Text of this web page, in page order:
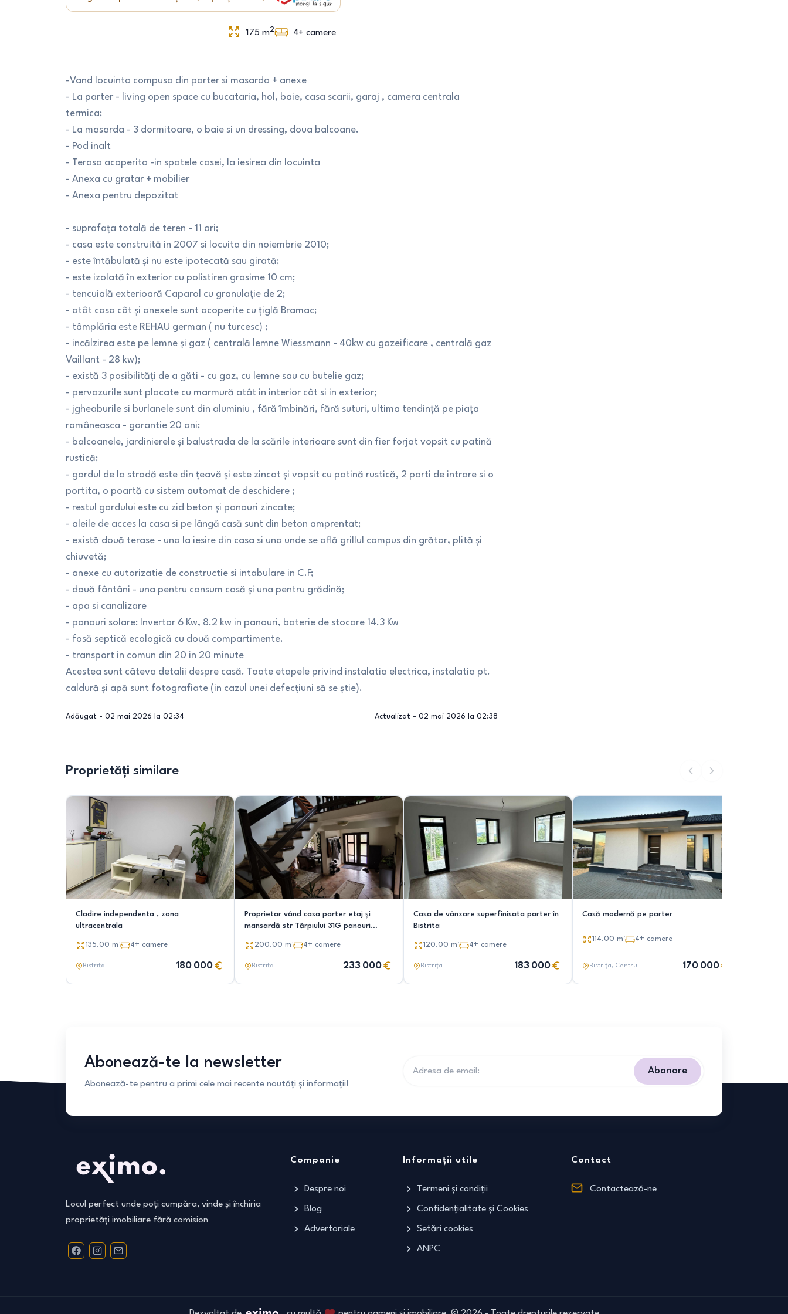
175 m2 4+ camere
-Vand locuinta compusa din parter si masarda + anexe
- La parter - living open space cu bucataria, hol, baie, casa scarii, garaj , camera centrala
termica;
- La masarda - 3 dormitoare, o baie si un dressing, doua balcoane.
- Pod inalt
- Terasa acoperita -in spatele casei, la iesirea din locuinta
- Anexa cu gratar + mobilier
- Anexa pentru depozitat
- suprafaţa totală de teren - 11 ari;
- casa este construită in 2007 si locuita din noiembrie 2010;
- este întăbulată şi nu este ipotecată sau girată;
- este izolată în exterior cu polistiren grosime 10 cm;
- tencuială exterioară Caparol cu granulaţie de 2;
- atât casa cât şi anexele sunt acoperite cu ţiglă Bramac;
- tâmplăria este REHAU german ( nu turcesc) ;
- incălzirea este pe lemne şi gaz ( centrală lemne Wiessmann - 40kw cu gazeificare , centrală gaz
Vaillant - 28 kw);
- există 3 posibilităţi de a găti - cu gaz, cu lemne sau cu butelie gaz;
- pervazurile sunt placate cu marmură atât in interior cât si in exterior;
- jgheaburile si burlanele sunt din aluminiu , fără îmbinări, fără suturi, ultima tendinţă pe piaţa
româneasca - garantie 20 ani;
- balcoanele, jardinierele şi balustrada de la scările interioare sunt din fier forjat vopsit cu patină
rustică;
- gardul de la stradă este din ţeavă şi este zincat şi vopsit cu patină rustică, 2 porti de intrare si o
portita, o poartă cu sistem automat de deschidere ;
- restul gardului este cu zid beton şi panouri zincate;
- aleile de acces la casa si pe lângă casă sunt din beton amprentat;
- există două terase - una la iesire din casa si una unde se află grillul compus din grătar, plită şi
chiuvetă;
- anexe cu autorizatie de constructie si intabulare in C.F;
- două fântâni - una pentru consum casă şi una pentru grădină;
- apa si canalizare
- panouri solare: Invertor 6 Kw, 8.2 kw in panouri, baterie de stocare 14.3 Kw
- fosă septică ecologică cu două compartimente.
- transport in comun din 20 in 20 minute
Acestea sunt câteva detalii despre casă. Toate etapele privind instalatia electrica, instalatia pt.
caldură şi apă sunt fotografiate (in cazul unei defecţiuni să se ştie).
Adăugat - 02 mai 2026 la 02:34 Actualizat - 02 mai 2026 la 02:38
Proprietăți similare
Cladire independenta , zona
ultracentrala
135.00 m² 4+ camere
Bistrița 180 000
Proprietar vând casa parter etaj și
mansardă str Tărpiului 31G panouri
200.00 m² 4+ camere
Bistrița 233 000
Casa de vânzare superfinisata parter în
Bistrita
120.00 m² 4+ camere
Bistrița 183 000
Casă modernă pe parter
114.00 m² 4+ camere
Bistrița, Centru 170 000
Abonează-te la newsletter
Abonează-te pentru a primi cele mai recente noutăți și informații!
Abonare
Locul perfect unde poți cumpăra, vinde și închiria
proprietăți imobiliare fără comision
Companie
Despre noi
Blog
Advertoriale
Informații utile
Termeni și condiții
Confidențialitate și Cookies
Setări cookies
ANPC
Contact
Contactează-ne